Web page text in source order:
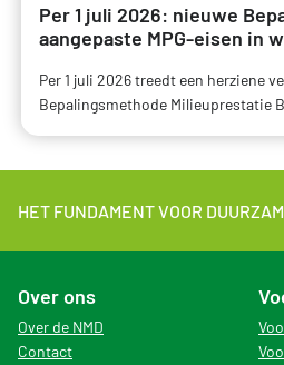
Per 1 juli 2026: nieuwe
aangepaste MPG-eisen in
Per 1 juli 2026 treedt een herziene
Bepalingsmethode Milieuprestatie
HET FUNDAMENT VOOR
Over ons
Over de NMD
Contact